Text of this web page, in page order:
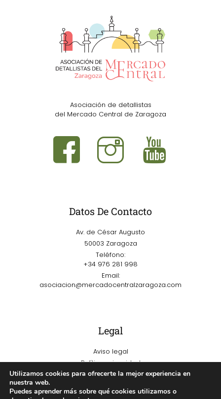
Asociación de detallistas
del Mercado Central de Zaragoza
Datos De Contacto
Av. de César Augusto
50003 Zaragoza
Teléfono:
+34 976 281 998
Email:
asociacion@mercadocentralzaragoza.com
Legal
Aviso legal
Política privacidad
Política de cookies
Utilizamos cookies para ofrecerte la mejor experiencia en
nuestra web.
Puedes aprender más sobre qué cookies utilizamos o